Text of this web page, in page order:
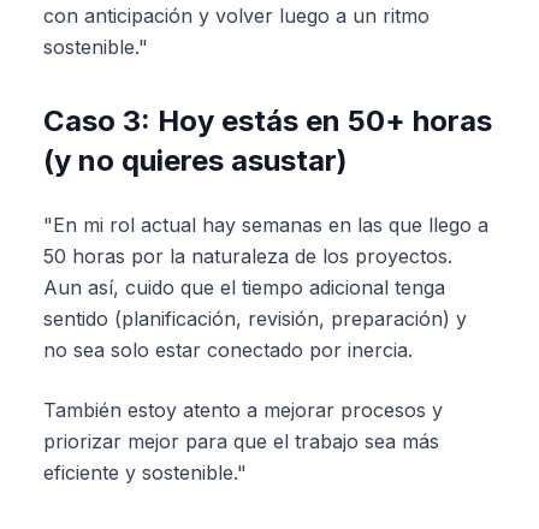
con anticipación y volver luego a un ritmo
sostenible."
Caso 3: Hoy estás en 50+ horas
(y no quieres asustar)
"En mi rol actual hay semanas en las que llego a
50 horas por la naturaleza de los proyectos.
Aun así, cuido que el tiempo adicional tenga
sentido (planificación, revisión, preparación) y
no sea solo estar conectado por inercia.
También estoy atento a mejorar procesos y
priorizar mejor para que el trabajo sea más
eficiente y sostenible."